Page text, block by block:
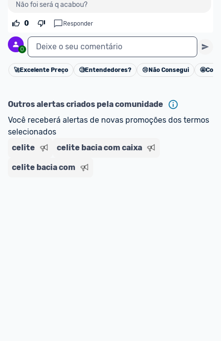
Não foi será q acabou?
0 Responder
0 Deixe o seu comentário
Cancelar
🚀Excelente Preço 🧐Entendedores? 😢 Não Consegui 🤩
Outros alertas criados pela comunidade
Você receberá alertas de novas promoções dos termos
selecionados
celite
celite bacia com caixa
celite bacia com